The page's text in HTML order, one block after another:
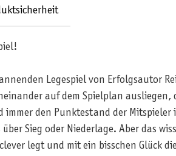
Legespiel von Erfolgsautor
auf dem Spielplan
immer den Punktestand der
Sieg oder Niederlage. Aber das
legt und mit ein bisschen Glück